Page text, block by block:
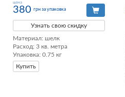
цена
380 грн за упаковка
Узнать свою скидку
Материал: шелк
Расход: 3 кв. метра
Упаковка: 0.75 кг
Купить